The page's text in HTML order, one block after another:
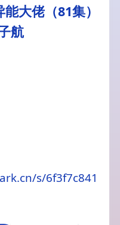
大佬（81集）
航
s/6f3f7c841